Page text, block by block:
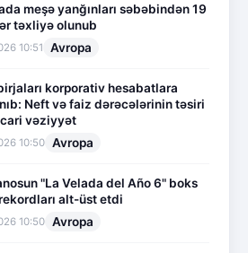
meşə yanğınları səbəbindən 19
təxliyə olunub
10:51 Avropa
korporativ hesabatlara
Neft və faiz dərəcələrinin təsiri
cari vəziyyət
10:50 Avropa
"La Velada del Año 6" boks
alt-üst etdi
10:50 Avropa